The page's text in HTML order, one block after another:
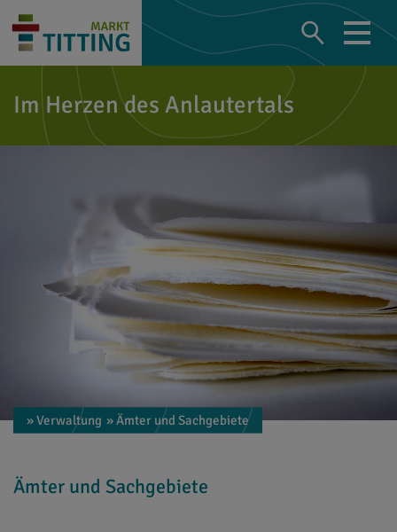
Im Herzen des Anlautertals
» Verwaltung » Ämter und Sachgebiete
Ämter und Sachgebiete